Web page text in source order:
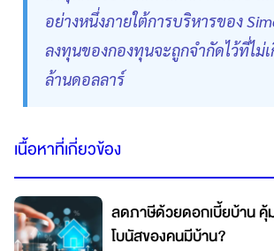
อย่างหนึ่งภายใต้การบริหารของ
ลงทุนของกองทุนจะถูกจำกัดไว้ที่ไม่
ล้านดอลลาร์
เนื้อหาที่เกี่ยวข้อง
ลดภาษีด้วยดอกเบี้ยบ้าน คุ้
โบนัสของคนมีบ้าน?